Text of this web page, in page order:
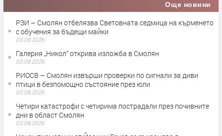
Още новини
РЗИ – Смолян отбелязва Световната седмица на кърменето
с обучения за бъдещи майки
03.08.2026
Галерия „Никол“ открива изложба в Смолян
03.08.2026
РИОСВ – Смолян извърши проверки по сигнали за диви
птици в безпомощно състояние през юли
03.08.2026
Четири катастрофи с четирима пострадали през почивните
дни в област Смолян
03.08.2026